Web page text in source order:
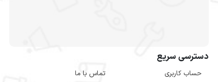
دسترسی سریع
حساب کاربری
تماس با ما